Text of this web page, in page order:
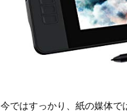
今ではすっかり、紙の媒体